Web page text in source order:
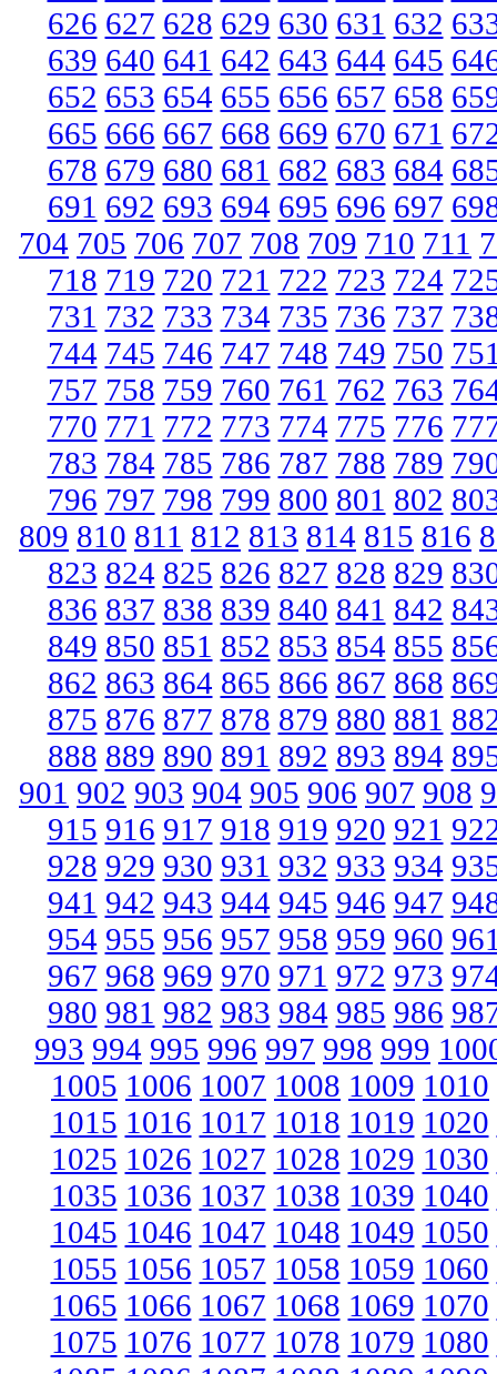
626 627 628 629 630 631 632
639 640 641 642 643 644 645
652 653 654 655 656 657 658
665 666 667 668 669 670 671
678 679 680 681 682 683 684
691 692 693 694 695 696 697
704 705 706 707 708 709 710 711
718 719 720 721 722 723 724
731 732 733 734 735 736 737
744 745 746 747 748 749 750
757 758 759 760 761 762 763
770 771 772 773 774 775 776
783 784 785 786 787 788 789
796 797 798 799 800 801 802
809 810 811 812 813 814 815 816
823 824 825 826 827 828 829
836 837 838 839 840 841 842
849 850 851 852 853 854 855
862 863 864 865 866 867 868
875 876 877 878 879 880 881
888 889 890 891 892 893 894
901 902 903 904 905 906 907 908
915 916 917 918 919 920 921
928 929 930 931 932 933 934
941 942 943 944 945 946 947
954 955 956 957 958 959 960
967 968 969 970 971 972 973
980 981 982 983 984 985 986
993 994 995 996 997 998 999
1005 1006 1007 1008 1009 1010
1015 1016 1017 1018 1019 1020
1025 1026 1027 1028 1029 1030
1035 1036 1037 1038 1039 1040
1045 1046 1047 1048 1049 1050
1055 1056 1057 1058 1059 1060
1065 1066 1067 1068 1069 1070
1075 1076 1077 1078 1079 1080